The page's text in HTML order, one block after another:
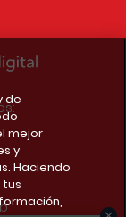
de
mejor
y
Haciendo
tus